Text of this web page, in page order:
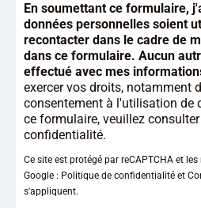
En soumettant ce formulaire,
données personnelles soient
recontacter dans le cadre de
dans ce formulaire. Aucun
effectué avec mes
exercer vos droits, notamment
consentement à l'utilisation de
ce formulaire, veuillez
confidentialité.
Ce site est protégé par reCAPTCHA et
Google : Politique de confidentialité et
s'appliquent.